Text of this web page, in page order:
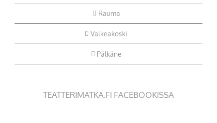
Rauma
Valkeakoski
Pälkäne
TEATTERIMATKA.FI FACEBOOKISSA